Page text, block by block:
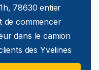
78630 entier
de commencer
dans le camion
des Yvelines